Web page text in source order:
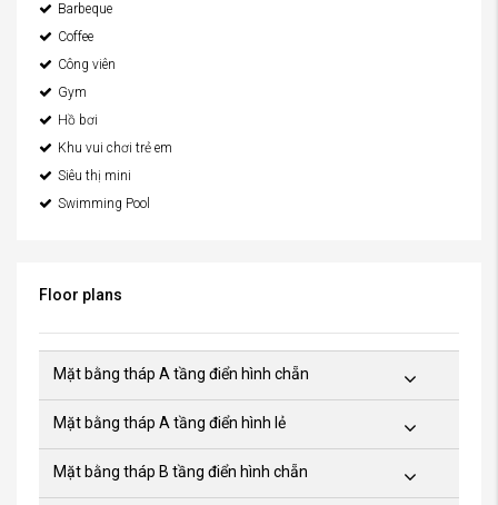
Barbeque
Coffee
Công viên
Gym
Hồ bơi
Khu vui chơi trẻ em
Siêu thị mini
Swimming Pool
Floor plans
Mặt bằng tháp A tầng điển hình chẵn
Mặt bằng tháp A tầng điển hình lẻ
Mặt bằng tháp B tầng điển hình chẵn